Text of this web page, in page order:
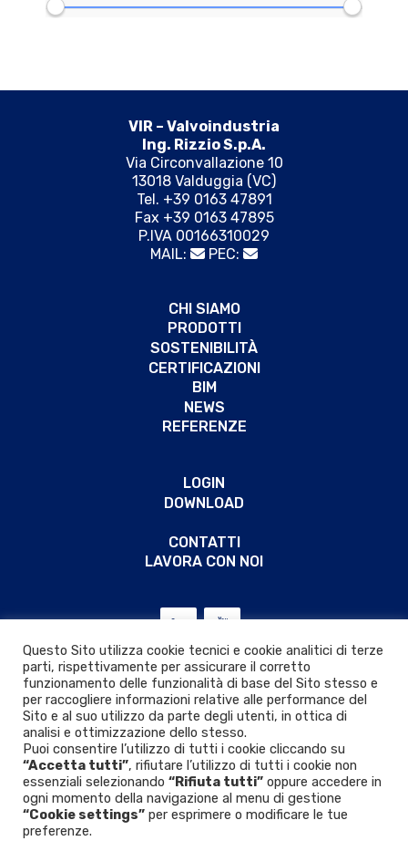
VIR – Valvoindustria
Ing. Rizzio S.p.A.
Via Circonvallazione 10
13018 Valduggia (VC)
Tel. +39 0163 47891
Fax +39 0163 47895
P.IVA 00166310029
MAIL:
PEC:
CHI SIAMO
PRODOTTI
SOSTENIBILITÀ
CERTIFICAZIONI
BIM
NEWS
REFERENZE
LOGIN
DOWNLOAD
CONTATTI
LAVORA CON NOI
Privacy & Cookie policy
Questo Sito utilizza cookie tecnici e cookie analitici di terze
parti, rispettivamente per assicurare il corretto
funzionamento delle funzionalità di base del Sito stesso e
per raccogliere informazioni relative alle performance del
Sito e al suo utilizzo da parte degli utenti, in ottica di
analisi e ottimizzazione dello stesso.
Puoi consentire l’utilizzo di tutti i cookie cliccando su
“Accetta tutti”, rifiutare l’utilizzo di tutti i cookie non
essenziali selezionando “Rifiuta tutti” oppure accedere in
ogni momento della navigazione al menu di gestione
“Cookie settings” per esprimere o modificare le tue
preferenze.